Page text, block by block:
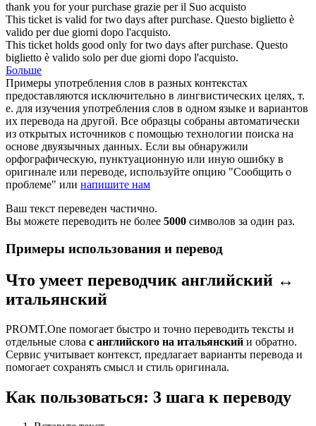
thank you for yourpurchase grazie per il Suo acquisto
This ticket is valid for two days afterpurchase. Questo biglietto è
valido per due giorni dopo l'acquisto.
This ticket holds good only for two days afterpurchase. Questo
biglietto è valido solo per due giorni dopo l'acquisto.
Больше
Примеры употребления слов в разных контекстах
предоставляются исключительно в лингвистических целях, т.
е. для изучения употребления слов в одном языке и вариантов
их перевода на другой. Все образцы собраны автоматически
из открытых источников с помощью технологии поиска на
основе двуязычных данных. Если вы обнаружили
орфографическую, пунктуационную или иную ошибку в
оригинале или переводе, используйте опцию "Сообщить о
проблеме" или напишите нам
Ваш текст переведен частично.
Вы можете переводить не более 5000 символов за один раз.
Примеры использования и перевод
Что умеет переводчик английский ↔
итальянский
PROMT.One помогает быстро и точно переводить тексты и
отдельные слова с английского на итальянский и обратно.
Сервис учитывает контекст, предлагает варианты перевода и
помогает сохранять смысл и стиль оригинала.
Как пользоваться: 3 шага к переводу